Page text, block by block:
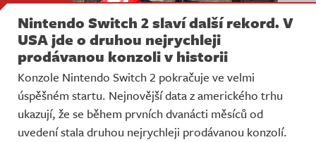
Nintendo Switch 2 slaví další rekord. V
USA jde o druhou nejrychleji
prodávanou konzoli v historii
Konzole Nintendo Switch 2 pokračuje ve velmi
úspěšném startu. Nejnovější data z amerického trhu
ukazují, že se během prvních dvanácti měsíců od
uvedení stala druhou nejrychleji prodávanou konzolí.